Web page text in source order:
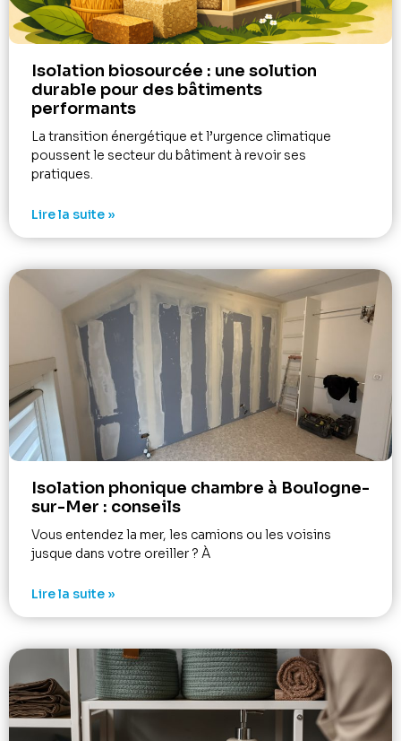
Isolation biosourcée : une solution
durable pour des bâtiments
performants
La transition énergétique et l’urgence climatique
poussent le secteur du bâtiment à revoir ses
pratiques.
Lire la suite »
Isolation phonique chambre à Boulogne-
sur-Mer : conseils
Vous entendez la mer, les camions ou les voisins
jusque dans votre oreiller ? À
Lire la suite »